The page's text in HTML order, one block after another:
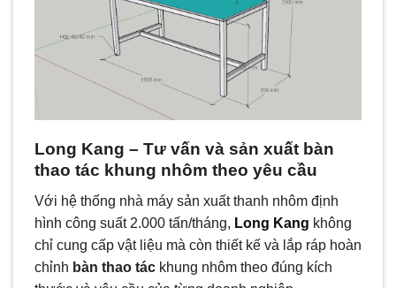
Long Kang – Tư vấn và sản xuất bàn
thao tác khung nhôm theo yêu cầu
Với hệ thống nhà máy sản xuất thanh nhôm định
hình công suất 2.000 tấn/tháng, Long Kang không
chỉ cung cấp vật liệu mà còn thiết kế và lắp ráp hoàn
chỉnh bàn thao tác khung nhôm theo đúng kích